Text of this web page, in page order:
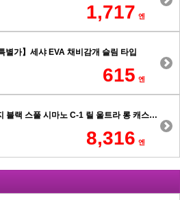
1,717 엔
별가】세샤 EVA 채비감개 슬림 타입
615 엔
세샤 울트라 수지 블랙 스풀 시마노 C-1 릴 울트라 롱 캐스팅 7.5도 테이퍼 타입
8,316 엔